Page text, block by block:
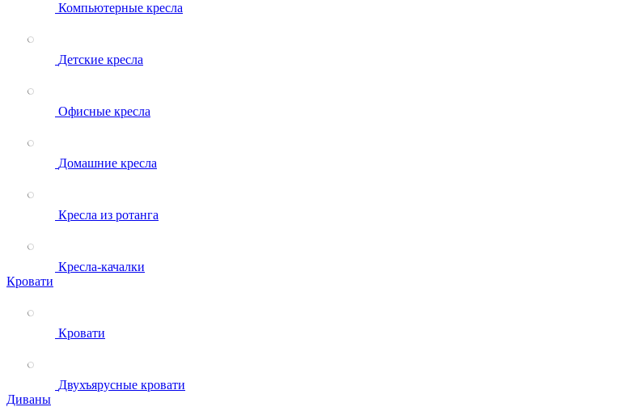
Компьютерные кресла
Детские кресла
Офисные кресла
Домашние кресла
Кресла из ротанга
Кресла-качалки
Кровати
Кровати
Двухъярусные кровати
Диваны